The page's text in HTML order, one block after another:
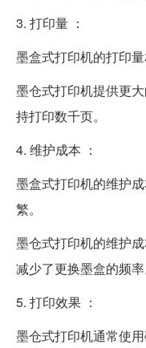
3. 打印量 ：
墨盒式打印机的打印
墨仓式打印机提供更
持打印数千页。
4. 维护成本 ：
墨盒式打印机的维护
繁。
墨仓式打印机的维护
减少了更换墨盒的频率
5. 打印效果 ：
墨仓式打印机通常使